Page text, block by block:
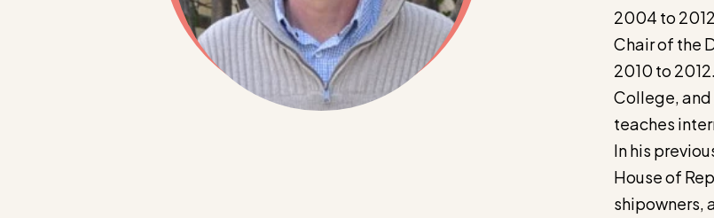
2004 to
Chair of the
2010 to
College, and
teaches
In his
House of
shipowners,